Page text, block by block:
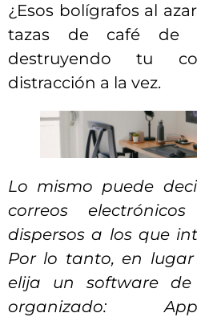
¿Esos bolígrafos al
tazas de café de
destruyendo tu
distracción a la vez.
Lo mismo puede
correos
dispersos a los que
Por lo tanto, en lugar
elija un software
organizado: